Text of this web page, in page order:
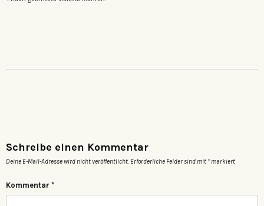
Schreibe einen Kommentar
Deine E-Mail-Adresse wird nicht veröffentlicht. Erforderliche Felder sind mit * markiert
Kommentar *